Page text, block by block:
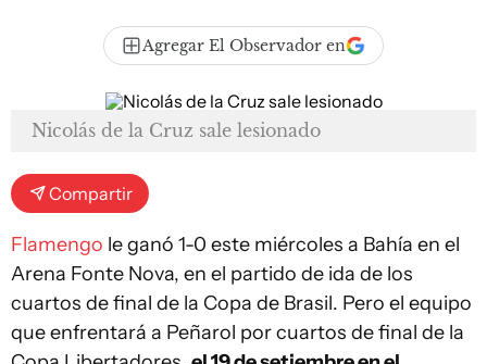
Agregar El Observador en
Nicolás de la Cruz sale lesionado
Compartir
Flamengo le ganó 1-0 este miércoles a Bahía en el
Arena Fonte Nova, en el partido de ida de los
cuartos de final de la Copa de Brasil. Pero el equipo
que enfrentará a Peñarol por cuartos de final de la